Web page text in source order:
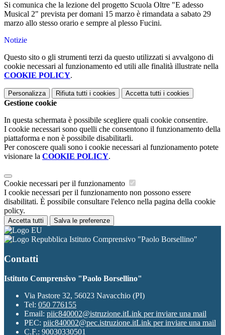
Si comunica che la lezione del progetto Scuola Oltre "E adesso
Musical 2" prevista per domani 15 marzo è rimandata a sabato 29
marzo allo stesso orario e sempre al plesso Fucini.
Notizie
Questo sito o gli strumenti terzi da questo utilizzati si avvalgono di
cookie necessari al funzionamento ed utili alle finalità illustrate nella
COOKIE POLICY.
Personalizza Rifiuta tutti i cookies Accetta tutti i cookies
Gestione cookie
In questa schermata è possibile scegliere quali cookie consentire.
I cookie necessari sono quelli che consentono il funzionamento della
piattaforma e non è possibile disabilitarli.
Per conoscere quali sono i cookie necessari al funzionamento potete
visionare la COOKIE POLICY.
Cookie necessari per il funzionamento
I cookie necessari per il funzionamento non possono essere
disabilitati. È possibile consultare l'elenco nella pagina della cookie
policy.
Accetta tutti Salva le preferenze
Istituto Comprensivo "Paolo Borsellino"
Contatti
Istituto Comprensivo "Paolo Borsellino"
Via Pastore 32, 56023 Navacchio (PI)
Tel: 050 776155
Email: piic840002@istruzione.itLink per inviare una mail
PEC: piic840002@pec.istruzione.itLink per inviare una mail
C.F.: 90030330501